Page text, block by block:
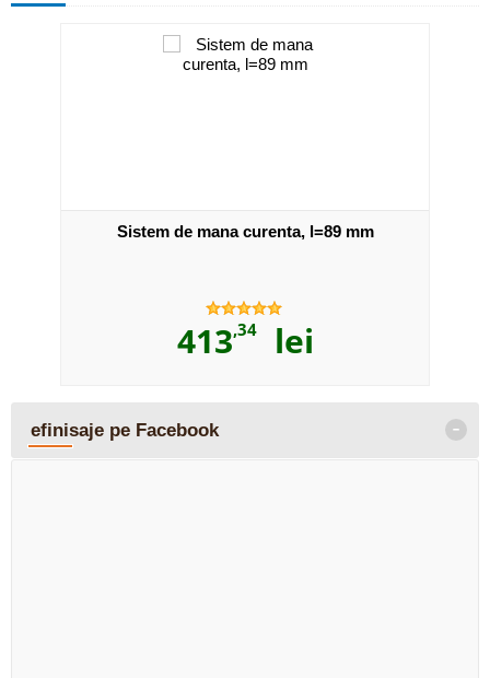
Sistem de mana curenta, l=89 mm
413,34lei
efinisaje pe Facebook -